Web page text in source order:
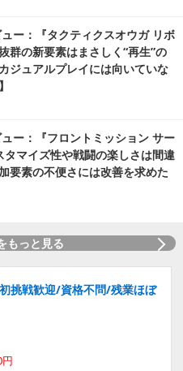
ー：『タクティクスオウガ リボ
群の新要素はまさしく“再生”の
ジュアルプレイには向いていな
ー：『フロントミッション サー
タマイズ性や戦闘の楽しさは間違
要素の不便さには改善を求めた
もっと見る
挑戦歓迎/資格不問/残業ほぼ